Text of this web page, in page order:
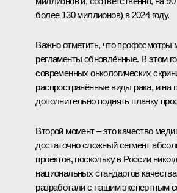
более 130 миллионов) в 2024 году.
Важно отметить, что профосмотры
регламенты обновлённые. В этом
современных онкологических
распространённые виды рака, и на
дополнительно поднять планку
Второй момент – это качество
достаточно сложный сегмент
проектов, поскольку в России
национальных стандартов
разработали с нашим экспертным